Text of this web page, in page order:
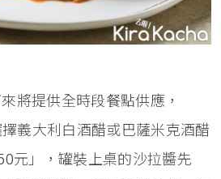
將提供全時段餐點供應，
義大利白酒醋或巴薩米克酒醋
元」，罐裝上桌的沙拉醬先